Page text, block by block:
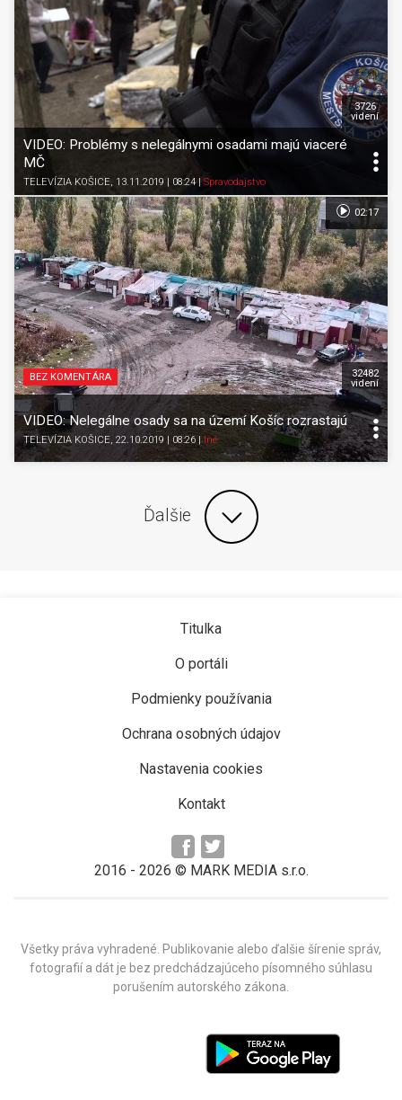
VIDEO: Problémy s nelegálnymi osadami majú viaceré
MČ
TELEVÍZIA KOŠICE, 13.11.2019 | 08:24| Spravodajstvo
3726
videní
BEZ KOMENTÁRA
VIDEO: Nelegálne osady sa na území Košíc rozrastajú
TELEVÍZIA KOŠICE, 22.10.2019 | 08:26 |Iné
32482
videní
02:17
Ďalšie
Titulka
O portáli
Podmienky používania
Ochrana osobných údajov
Nastavenia cookies
Kontakt
2016 - 2026 © MARK MEDIA s.r.o.
Všetky práva vyhradené. Publikovanie alebo ďalšie šírenie správ,
fotografií a dát je bez predchádzajúceho písomného súhlasu
porušením autorského zákona.